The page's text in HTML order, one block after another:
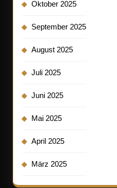
Oktober 2025
September 2025
August 2025
Juli 2025
Juni 2025
Mai 2025
April 2025
März 2025